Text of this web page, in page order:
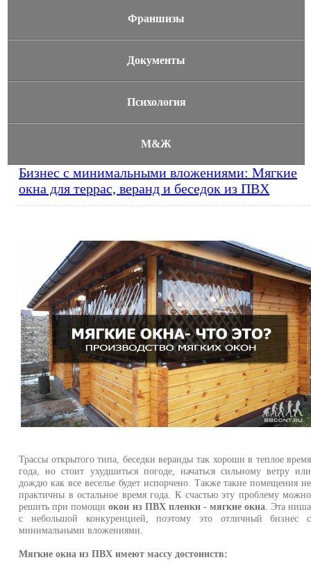
Франшизы
Документы
Психология
М&Ж
Бизнес с минимальными вложениями: Мягкие
окна для террас, веранд и беседок из ПВХ
Трассы открытого типа, беседки веранды так хороши в теплое время
года, но стоит ухудшиться погоде, начаться сильному ветру или
дождю как все веселье будет испорчено. Также такие помещения не
практичны в остальное время года. К счастью эту проблему можно
решить при помощиокон из ПВХ пленки - мягкие окна . Эта ниша
с небольшой конкуренцией, поэтому это отличный бизнес с
минимальными вложениями.
Мягкие окна из ПВХ имеют массу достоинств: